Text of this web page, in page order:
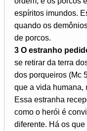
espíritos imundos.
quando os
de porcos.
3 O estranho
se retirar da terra
dos porqueiros (Mc
que a vida humana,
Essa estranha
como o herói é
diferente. Há os